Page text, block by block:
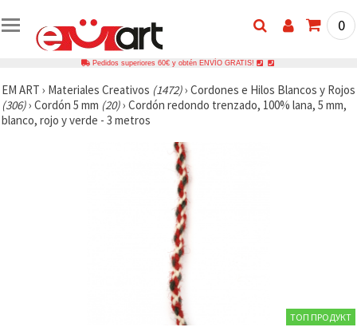
0
Pedidos superiores 60€ y obtén ENVÍO GRATIS!
EM ART › Materiales Creativos (1472)› Cordones e Hilos Blancos y Rojos
(306)› Cordón 5 mm (20)› Cordón redondo trenzado, 100% lana, 5 mm,
blanco, rojo y verde - 3 metros
ТОП ПРОДУКТ